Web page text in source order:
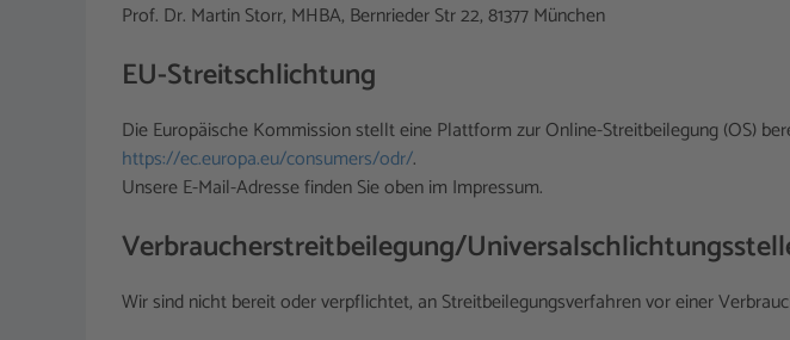
Prof. Dr. Martin Storr, MHBA, Bernrieder Str 22, 81377 München
EU-Streitschlichtung
Die Europäische Kommission stellt eine Plattform zur Online-Streitbeilegung (OS)
https://ec.europa.eu/consumers/odr/.
Unsere E-Mail-Adresse finden Sie oben im Impressum.
Verbraucher­streit­beilegung/
Wir sind nicht bereit oder verpflichtet, an Streitbeilegungsverfahren vor einer